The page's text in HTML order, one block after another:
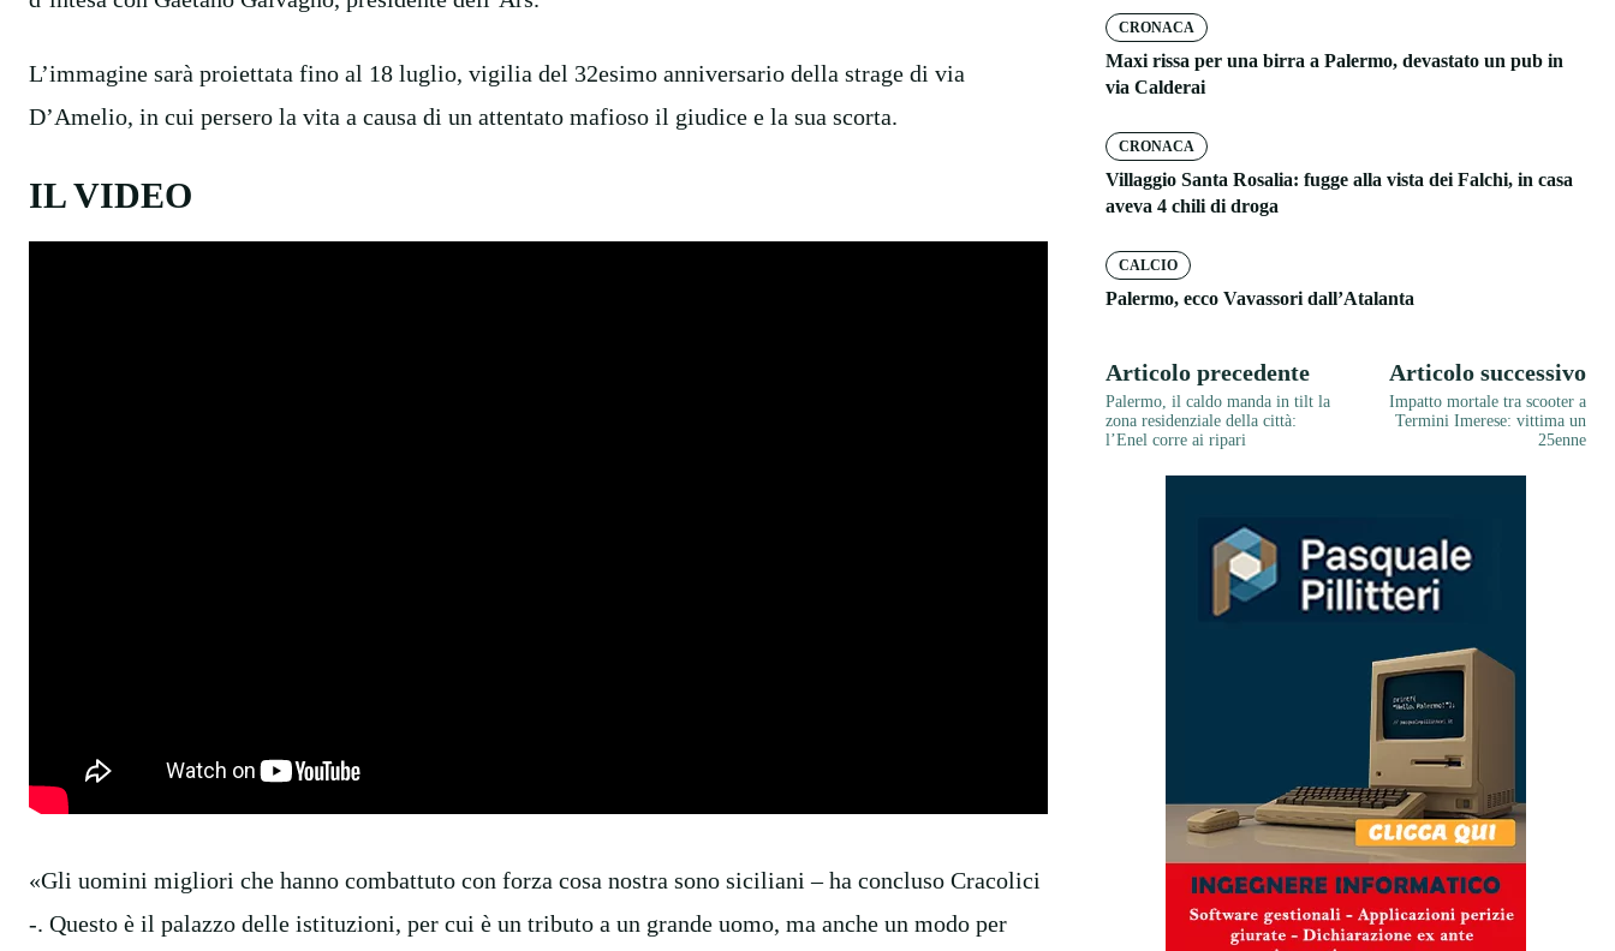
L’immagine sarà proiettata fino al 18 luglio, vigilia del 32esimo anniversario della strage di via
D’Amelio, in cui persero la vita a causa di un attentato mafioso il giudice e la sua scorta.
IL VIDEO
«Gli uomini migliori che hanno combattuto con forza cosa nostra sono siciliani – ha concluso Cracolici
-. Questo è il palazzo delle istituzioni, per cui è un tributo a un grande uomo, ma anche un modo per
CRONACA
Maxi rissa per una birra a Palermo, devastato un pub in
via Calderai
CRONACA
Villaggio Santa Rosalia: fugge alla vista dei Falchi, in casa
aveva 4 chili di droga
CALCIO
Palermo, ecco Vavassori dall’Atalanta
Articolo precedente
Palermo, il caldo manda in tilt la
zona residenziale della città:
l’Enel corre ai ripari
Articolo successivo
Impatto mortale tra scooter a
Termini Imerese: vittima un
25enne